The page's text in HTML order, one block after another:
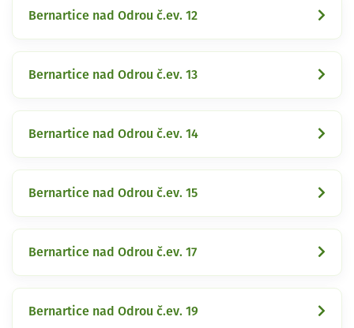
Bernartice nad Odrou č.ev. 12
Bernartice nad Odrou č.ev. 13
Bernartice nad Odrou č.ev. 14
Bernartice nad Odrou č.ev. 15
Bernartice nad Odrou č.ev. 17
Bernartice nad Odrou č.ev. 19